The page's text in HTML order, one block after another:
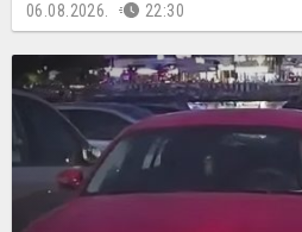
06.08.2026. 22:30